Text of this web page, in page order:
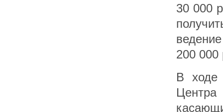
30 000
200 000
В ходе